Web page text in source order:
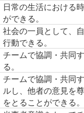
日常の生活における
ができる。
社会の一員として、
行動できる。
チームで協調・共同
る。
チームで協調・共同
ルし、他者の意見を
をとることができる。